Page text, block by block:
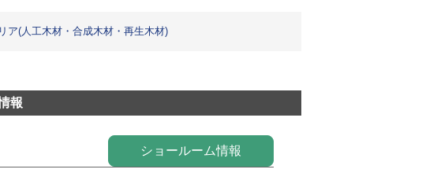
ア(人工木材・合成木材・再生木材)
報
ショールーム情報